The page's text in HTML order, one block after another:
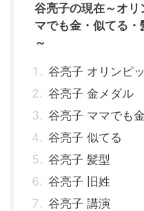
谷亮子の現在～オ
マでも金・似てる
～
谷亮子 オリンピ
谷亮子 金メダル
谷亮子 ママでも金
谷亮子 似てる
谷亮子 髪型
谷亮子 旧姓
谷亮子 講演